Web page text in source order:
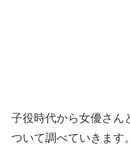
子役時代から女優さん
ついて調べていきます。